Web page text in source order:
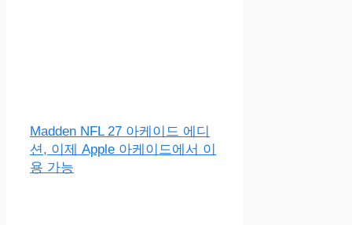
Madden NFL 27 아케이드 에디
션, 이제 Apple 아케이드에서 이
용 가능